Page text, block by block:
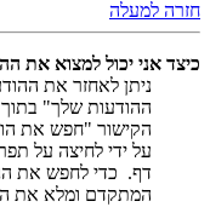
חזרה למעלה
כיצד אני יכול למצוא את
ניתן לאחזר את
ההודעות שלך"
הקישור "חפש את
על ידי לחיצה על
דף. כדי לחפש את
המתקדם ומלא את